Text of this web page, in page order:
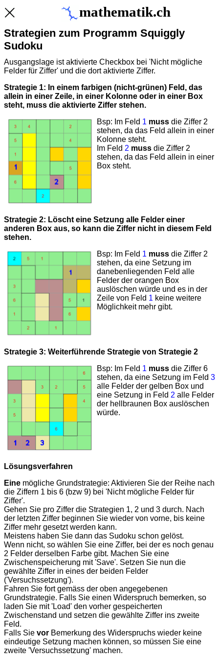
mathematik.ch
Strategien zum Programm Squiggly
Sudoku
Ausgangslage ist aktivierte Checkbox bei 'Nicht mögliche
Felder für Ziffer' und die dort aktivierte Ziffer.
Strategie 1: In einem farbigen (nicht-grünen) Feld, das
allein in einer Zeile, in einer Kolonne oder in einer Box
steht, muss die aktivierte Ziffer stehen.
Bsp: Im Feld 1 muss die Ziffer 2
stehen, da das Feld allein in einer
Kolonne steht.
Im Feld 2 muss die Ziffer 2
stehen, da das Feld allein in einer
Box steht.
Strategie 2: Löscht eine Setzung alle Felder einer
anderen Box aus, so kann die Ziffer nicht in diesem Feld
stehen.
Bsp: Im Feld 1 muss die Ziffer 2
stehen, da eine Setzung im
danebenliegenden Feld alle
Felder der orangen Box
auslöschen würde und es in der
Zeile von Feld 1 keine weitere
Möglichkeit mehr gibt.
Strategie 3: Weiterführende Strategie von Strategie 2
Bsp: Im Feld 1 muss die Ziffer 6
stehen, da eine Setzung im Feld 3
alle Felder der gelben Box und
eine Setzung in Feld 2 alle Felder
der hellbraunen Box auslöschen
würde.
Lösungsverfahren
Eine mögliche Grundstrategie: Aktivieren Sie der Reihe nach
die Ziffern 1 bis 6 (bzw 9) bei 'Nicht mögliche Felder für
Ziffer'.
Gehen Sie pro Ziffer die Strategien 1, 2 und 3 durch. Nach
der letzten Ziffer beginnen Sie wieder von vorne, bis keine
Ziffer mehr gesetzt werden kann.
Meistens haben Sie dann das Sudoku schon gelöst.
Wenn nicht, so wählen Sie eine Ziffer, bei der es noch genau
2 Felder derselben Farbe gibt. Machen Sie eine
Zwischenspeicherung mit 'Save'. Setzen Sie nun die
gewählte Ziffer in eines der beiden Felder
('Versuchssetzung').
Fahren Sie fort gemäss der oben angegebenen
Grundstrategie. Falls Sie einen Widerspruch bemerken, so
laden Sie mit 'Load' den vorher gespeicherten
Zwischenstand und setzen die gewählte Ziffer ins zweite
Feld.
Falls Sie vor Bemerkung des Widerspruchs wieder keine
eindeutige Setzung machen können, so müssen Sie eine
zweite 'Versuchssetzung' machen.